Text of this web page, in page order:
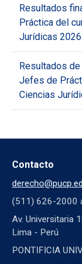
Resultados
Práctica del
Jurídicas 2026
Resultados
Jefes de
Ciencias
Contacto
(511) 626-2000
Av. Universitaria
Lima - Perú
PONTIFICIA